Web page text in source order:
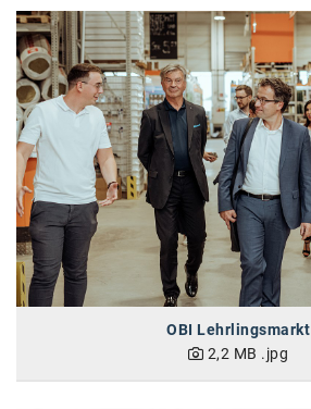
PAYBACK
Planted
PwC
P&G
RIC
Schiefer Rechtsanwälte
Security KAG
smart
OBI Lehrlingsmarkt
2,2 MB .jpg